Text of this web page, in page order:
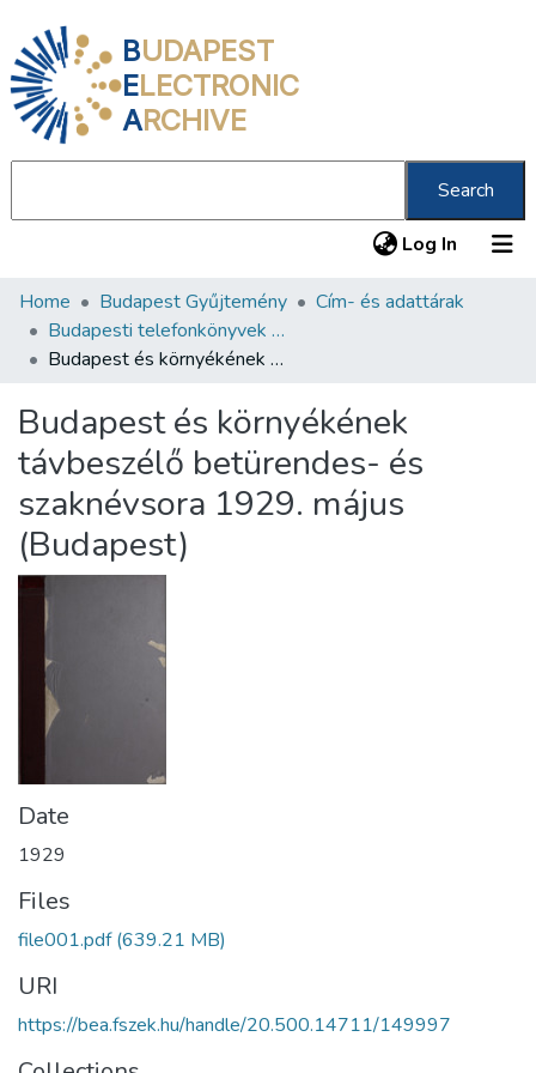
BUDAPEST
ELECTRONIC
ARCHIVE
Search
Log In (current)
Communities & Collections
All of DSpace
About us
Home Budapest Gyűjtemény
Cím- és adattárak
Budapesti telefonkönyvek 1906-1950
Budapest és környékének távbeszélő betürendes- és szaknévsora 1929. május (Budapest)
Budapest és környékének
távbeszélő betürendes- és
szaknévsora 1929. május
(Budapest)
Date
1929
Files
file001.pdf(639.21 MB)
URI
https://bea.fszek.hu/handle/20.500.14711/149997